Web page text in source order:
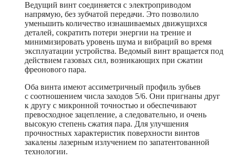
Ведущий винт соединяется с электроприводом
напрямую, без зубчатой передачи. Это позволило
уменьшить количество изнашиваемых движущихся
деталей, сократить потери энергии на трение и
минимизировать уровень шума и вибраций во время
эксплуатации устройства. Ведомый винт вращается под
действием газовых сил, возникающих при сжатии
фреонового пара.
Оба винта имеют ассиметричный профиль зубьев
с соотношением числа заходов 5/6. Они пригнаны друг
к другу с микронной точностью и обеспечивают
превосходное зацепление, а следовательно, и очень
высокую степень сжатия пара. Для улучшения
прочностных характеристик поверхности винтов
закалены лазерным излучением по запатентованной
технологии.